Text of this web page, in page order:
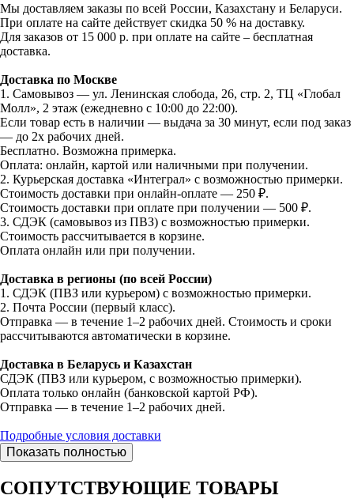
Мы доставляем заказы по всей России, Казахстану и Беларуси.
При оплате на сайте действует скидка 50 % на доставку.
Для заказов от 15 000 р. при оплате на сайте – бесплатная
доставка.
Доставка по Москве
1. Самовывоз — ул. Ленинская слобода, 26, стр. 2, ТЦ «Глобал
Молл», 2 этаж (ежедневно с 10:00 до 22:00).
Если товар есть в наличии — выдача за 30 минут, если под заказ
— до 2х рабочих дней.
Бесплатно. Возможна примерка.
Оплата: онлайн, картой или наличными при получении.
2. Курьерская доставка «Интеграл» с возможностью примерки.
Стоимость доставки при онлайн-оплате — 250 ₽.
Стоимость доставки при оплате при получении — 500 ₽.
3. СДЭК (самовывоз из ПВЗ) с возможностью примерки.
Стоимость рассчитывается в корзине.
Оплата онлайн или при получении.
Доставка в регионы (по всей России)
1. СДЭК (ПВЗ или курьером) с возможностью примерки.
2. Почта России (первый класс).
Отправка — в течение 1–2 рабочих дней. Стоимость и сроки
рассчитываются автоматически в корзине.
Доставка в Беларусь и Казахстан
СДЭК (ПВЗ или курьером, с возможностью примерки).
Оплата только онлайн (банковской картой РФ).
Отправка — в течение 1–2 рабочих дней.
Подробные условия доставки
Показать полностью
СОПУТСТВУЮЩИЕ ТОВАРЫ